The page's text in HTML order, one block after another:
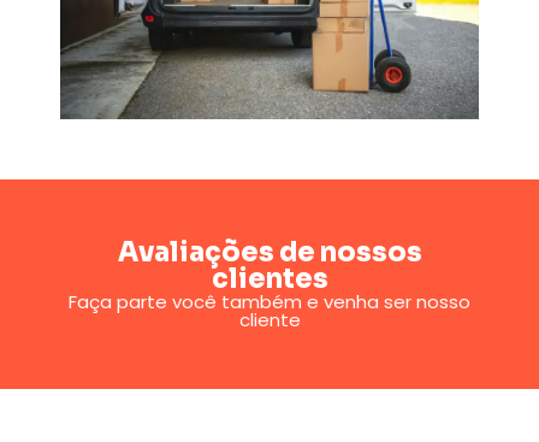
Avaliações de nossos
clientes
Faça parte você também e venha ser nosso
cliente